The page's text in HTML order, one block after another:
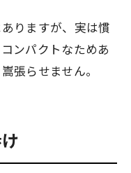
りますが、実は慣
ンパクトなためあ
張らせません。